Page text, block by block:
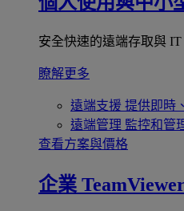
安全快速的遠端存取與 IT
瞭解更多
遠端支援 提供即時
遠端管理 監控和管
查看方案與價格
企業